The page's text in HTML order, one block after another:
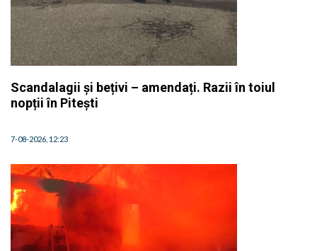
Scandalagii și bețivi – amendați. Razii în toiul
nopții în Pitești
7-08-2026, 12:23